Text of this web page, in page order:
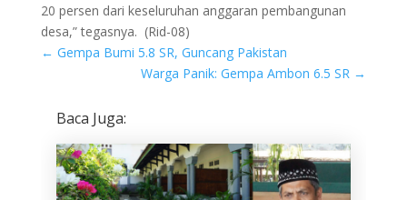
20 persen dari keseluruhan anggaran pembangunan
desa,” tegasnya. (Rid-08)
← Gempa Bumi 5.8 SR, Guncang Pakistan
Warga Panik: Gempa Ambon 6.5 SR →
Baca Juga: